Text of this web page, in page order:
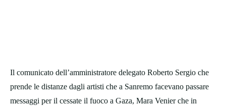
Il comunicato dell’amministratore delegato Roberto Sergio che
prende le distanze dagli artisti che a Sanremo facevano passare
messaggi per il cessate il fuoco a Gaza, Mara Venier che in